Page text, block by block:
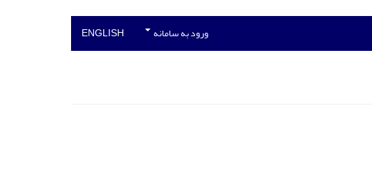
ورود به سامانه ENGLISH